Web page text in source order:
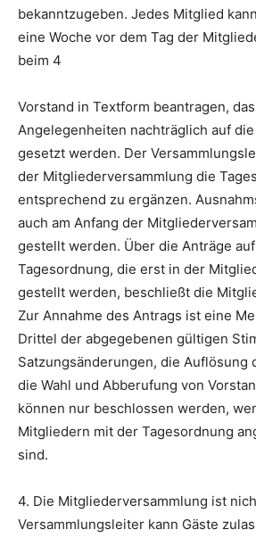
bekanntzugeben. Jedes Mitglied
eine Woche vor dem Tag der
beim 4
Vorstand in Textform beantragen,
Angelegenheiten nachträglich auf
gesetzt werden. Der
der Mitgliederversammlung die
entsprechend zu ergänzen.
auch am Anfang der
gestellt werden. Über die Anträge
Tagesordnung, die erst in der
gestellt werden, beschließt die
Zur Annahme des Antrags ist eine
Drittel der abgegebenen gültigen
Satzungsänderungen, die Auflösung
die Wahl und Abberufung von
können nur beschlossen werden,
Mitgliedern mit der Tagesordnung
sind.
4. Die Mitgliederversammlung ist
Versammlungsleiter kann Gäste